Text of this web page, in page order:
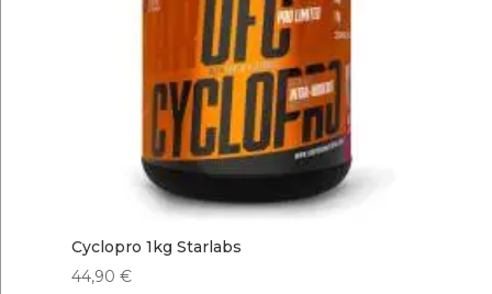
Cyclopro 1kg Starlabs
44,90 €